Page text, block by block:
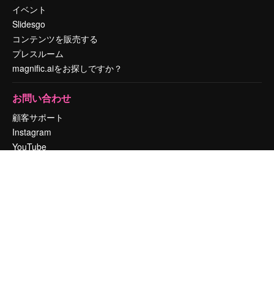
イベント
Slidesgo
コンテンツを販売する
プレスルーム
magnific.aiをお探しですか？
お問い合わせ
顧客サポート
Instagram
YouTube